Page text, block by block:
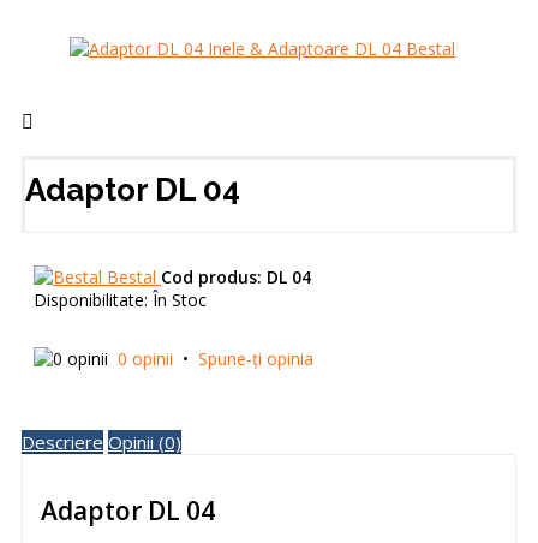
Adaptor DL 04
Bestal Cod produs: DL 04
Disponibilitate: În Stoc
0 opinii • Spune-ţi opinia
Descriere Opinii (0)
Adaptor DL 04